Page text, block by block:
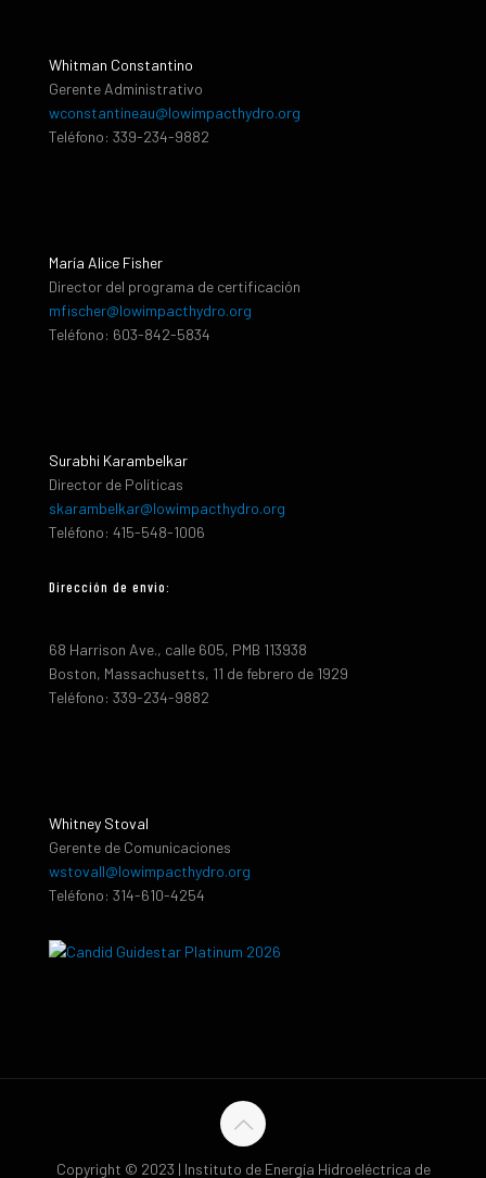
Whitman Constantino
Gerente Administrativo
wconstantineau@lowimpacthydro.org
Teléfono: 339-234-9882
María Alice Fisher
Director del programa de certificación
mfischer@lowimpacthydro.org
Teléfono: 603-842-5834
Surabhi Karambelkar
Director de Políticas
skarambelkar@lowimpacthydro.org
Teléfono: 415-548-1006
Dirección de envio:
68 Harrison Ave., calle 605, PMB 113938
Boston, Massachusetts, 11 de febrero de 1929
Teléfono: 339-234-9882
Whitney Stoval
Gerente de Comunicaciones
wstovall@lowimpacthydro.org
Teléfono: 314-610-4254
Copyright © 2023 | Instituto de Energía Hidroeléctrica de